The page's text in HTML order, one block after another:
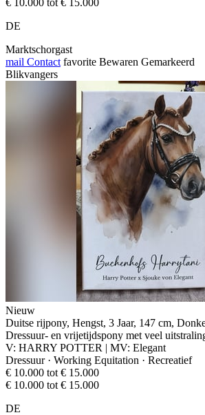
DE
Marktschorgast
mail Contact favorite Bewaren Gemarkeerd
Blikvangers
Nieuw
Duitse rijpony, Hengst, 3 Jaar, 147 cm,
Dressuur- en vrijetijdspony met veel
V: HARRY POTTER | MV: Elegant
Dressuur · Working Equitation · Recreatief
€ 10.000 tot € 15.000
€ 10.000 tot € 15.000
DE